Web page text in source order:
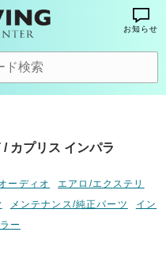
お知らせ
/ カプリス インパラ
ーディオ
エアロ/エクステリ
メンテナンス/純正パーツ
イン
ー